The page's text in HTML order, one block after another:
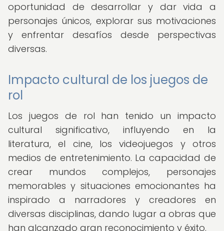
oportunidad de desarrollar y dar vida a
personajes únicos, explorar sus motivaciones
y enfrentar desafíos desde perspectivas
diversas.
Impacto cultural de los juegos de
rol
Los juegos de rol han tenido un impacto
cultural significativo, influyendo en la
literatura, el cine, los videojuegos y otros
medios de entretenimiento. La capacidad de
crear mundos complejos, personajes
memorables y situaciones emocionantes ha
inspirado a narradores y creadores en
diversas disciplinas, dando lugar a obras que
han alcanzado gran reconocimiento y éxito.